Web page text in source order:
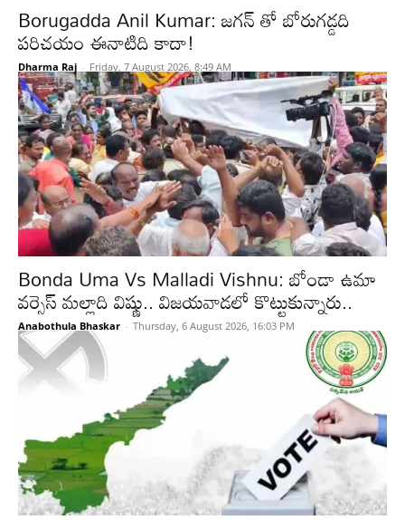
Borugadda Anil Kumar: జగన్ తో బోరుగడ్డది
పరిచయం ఈనాటిది కాదా!
Dharma Raj - Friday, 7 August 2026, 8:49 AM
Bonda Uma Vs Malladi Vishnu: బోండా ఉమా
వర్సెస్ మల్లాది విష్ణు.. విజయవాడలో కొట్టుకున్నారు..
Anabothula Bhaskar - Thursday, 6 August 2026, 16:03 PM